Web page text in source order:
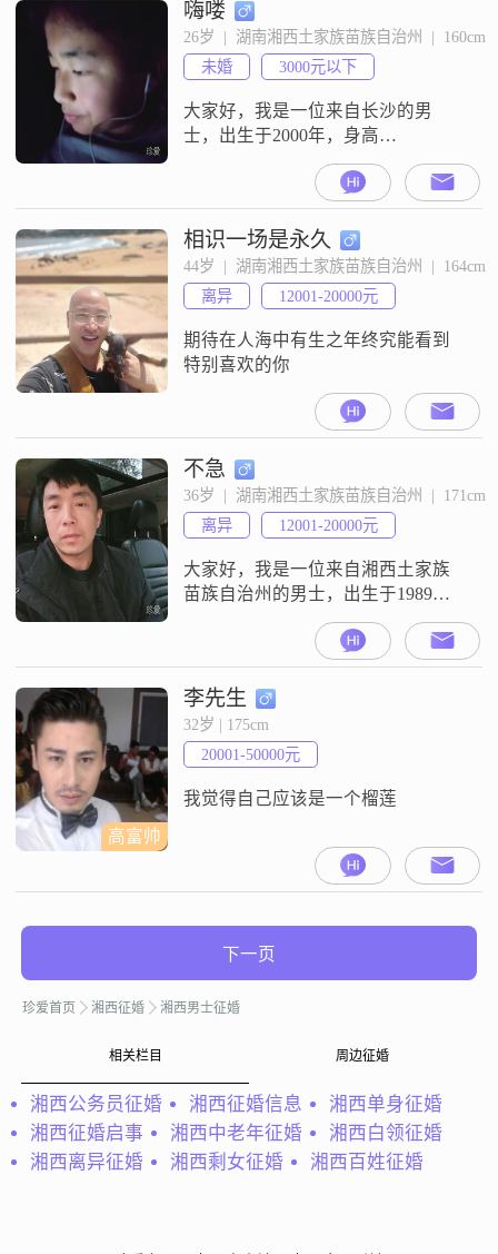
不喝酒。现借助贵平台寻找另一
半，要求对方无债务，不赌博，两
人性格合得来，三观正，善于沟
通，爱好相投，积极向上的女生做
终身伴侣。
嗨喽
26岁  |  湖南湘西土家族苗族自治州  |  160cm
未婚
3000元以下
大家好，我是一位来自长沙的男
士，出生于2000年，身高
160cm##3002##我的月收入在3000元
以下，目前从事一份稳定的工作
##3002##虽然我的学历是中专，但
我一直保持着积极向上的态度，努
力提升自己的能力和素质##3002##
我性格幽默风趣，善于与人沟通，
外向健谈的我总能在轻松愉快的氛
围中拉近与他人的距离##
相识一场是永久
44岁  |  湖南湘西土家族苗族自治州  |  164cm
离异
12001-20000元
期待在人海中有生之年终究能看到
特别喜欢的你
不急
36岁  |  湖南湘西土家族苗族自治州  |  171cm
离异
12001-20000元
大家好，我是一位来自湘西土家族
苗族自治州的男士，出生于1989
年，身高171cm##3002##我的月收入
在12001到20000元之间，目前从事
着一份稳定的工作##3002##虽然我
的学历是中专，但我一直保持着学
习的热情，不断提升自己##3002##
我是一个责任感很强的人，耐心包
容，真诚可靠，家庭对我来说非常
重要##
高富帅
李先生
32岁 | 175cm
20001-50000元
我觉得自己应该是一个榴莲
下一页
珍爱首页 湘西征婚 湘西男士征婚
相关栏目 周边征婚
湘西公务员征婚 湘西征婚信息
湘西单身征婚
湘西征婚启事
湘西中老年征婚
湘西白领征婚
湘西离异征婚
湘西剩女征婚 湘西百姓征婚